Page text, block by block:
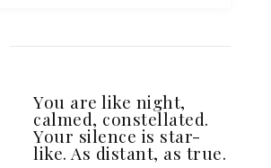
You are like night,
calmed, constellated.
Your silence is star-
like. As distant, as true.